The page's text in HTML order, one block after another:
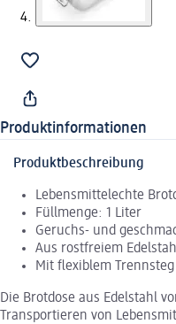
Produktinformationen
Produktbeschreibung
Lebensmittelechte
Füllmenge: 1 Liter
Geruchs- und
Aus rostfreiem
Mit flexiblem Trennsteg
Die Brotdose aus Edelstahl
Transportieren von